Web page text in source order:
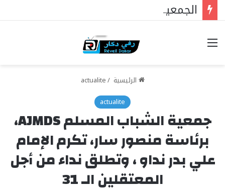
خيارات
الرئيسية /
actualite
actualite
‏جمعية الشباب المسلم AJMDS،
برئاسة منصور سار، تكرم الإمام
علي بدر نداو ، وتطلق نداء من أجل
المعتقلين الـ 31